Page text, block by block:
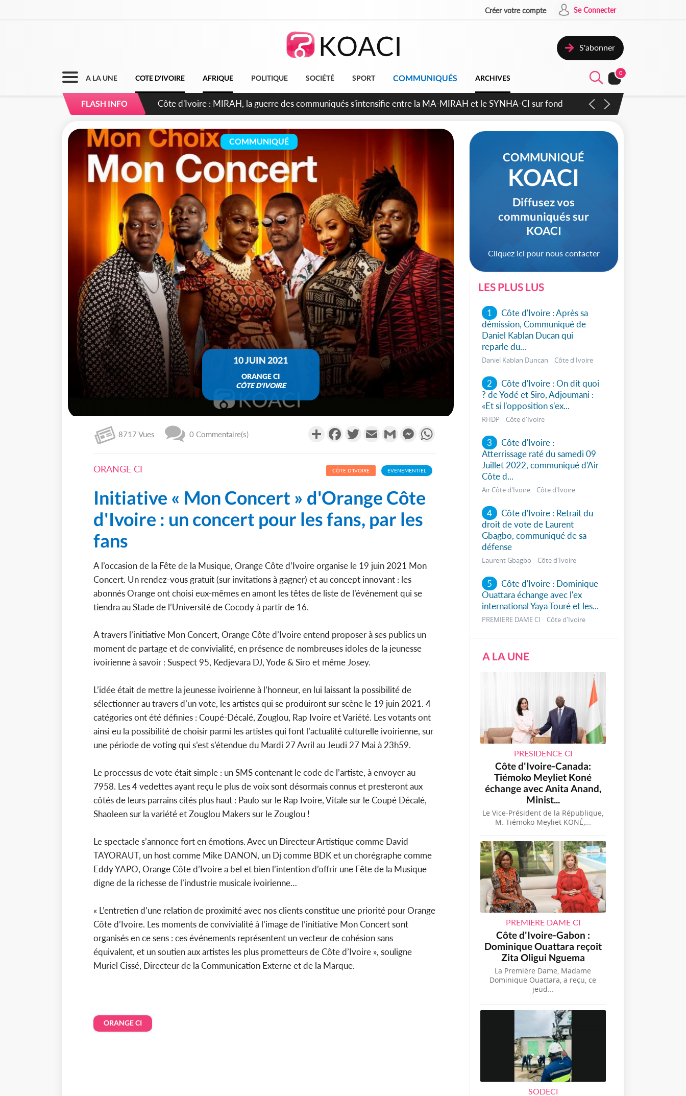
Créer votre compte Se Connecter
S'abonner
A LA UNE COTE D'IVOIRE AFRIQUE POLITIQUE SOCIÉTÉ SPORT COMMUNIQUÉS ARCHIVES
0
FLASH INFO Côte d'Ivoire : Indépendance 2026, Thiam plaide pour un environnement démocratique plus apaisé
COMMUNIQUÉ
10 JUIN 2021
ORANGE CI
CÔTE D'IVOIRE
8717 Vues 0 Commentaire(s) PartagerFacebookTwitterEmail Gmail Messenger
ORANGE CI CÔTE D'IVOIRE EVENEMENTIEL
Initiative « Mon Concert » d'Orange Côte
d'Ivoire : un concert pour les fans, par les
fans
A l’occasion de la Fête de la Musique, Orange Côte d’Ivoire organise le 19 juin 2021 Mon
Concert. Un rendez-vous gratuit (sur invitations à gagner) et au concept innovant : les
abonnés Orange ont choisi eux-mêmes en amont les têtes de liste de l’événement qui se
tiendra au Stade de l’Université de Cocody à partir de 16.
A travers l’initiative Mon Concert, Orange Côte d’Ivoire entend proposer à ses publics un
moment de partage et de convivialité, en présence de nombreuses idoles de la jeunesse
ivoirienne à savoir : Suspect 95, Kedjevara DJ, Yode & Siro et même Josey.
L’idée était de mettre la jeunesse ivoirienne à l’honneur, en lui laissant la possibilité de
sélectionner au travers d’un vote, les artistes qui se produiront sur scène le 19 juin 2021. 4
catégories ont été définies : Coupé-Décalé, Zouglou, Rap Ivoire et Variété. Les votants ont
ainsi eu la possibilité de choisir parmi les artistes qui font l’actualité culturelle ivoirienne, sur
une période de voting qui s’est s’étendue du Mardi 27 Avril au Jeudi 27 Mai à 23h59.
Le processus de vote était simple : un SMS contenant le code de l’artiste, à envoyer au
7958. Les 4 vedettes ayant reçu le plus de voix sont désormais connus et presteront aux
côtés de leurs parrains cités plus haut : Paulo sur le Rap Ivoire, Vitale sur le Coupé Décalé,
Shaoleen sur la variété et Zouglou Makers sur le Zouglou !
Le spectacle s’annonce fort en émotions. Avec un Directeur Artistique comme David
TAYORAUT, un host comme Mike DANON, un Dj comme BDK et un chorégraphe comme
Eddy YAPO, Orange Côte d’Ivoire a bel et bien l’intention d’offrir une Fête de la Musique
digne de la richesse de l’industrie musicale ivoirienne…
« L’entretien d’une relation de proximité avec nos clients constitue une priorité pour Orange
Côte d’Ivoire. Les moments de convivialité à l’image de l’initiative Mon Concert sont
organisés en ce sens : ces événements représentent un vecteur de cohésion sans
équivalent, et un soutien aux artistes les plus prometteurs de Côte d’Ivoire », souligne
Muriel Cissé, Directeur de la Communication Externe et de la Marque.
ORANGE CI
COMMUNIQUÉ
KOACI
Diffusez vos
communiqués sur
KOACI
Cliquez ici pour nous contacter
LES PLUS LUS
1
Côte d'Ivoire : Après sa
démission, Communiqué de
Daniel Kablan Ducan qui
reparle du...
Daniel Kablan Duncan Côte d'Ivoire
2
Côte d'Ivoire : On dit quoi
? de Yodé et Siro, Adjoumani :
«Et si l'opposition s'ex...
RHDP Côte d'Ivoire
3
Côte d'Ivoire :
Atterrissage raté du samedi 09
Juillet 2022, communiqué d'Air
Côte d...
Air Côte d'Ivoire Côte d'Ivoire
4
Côte d'Ivoire : Retrait du
droit de vote de Laurent
Gbagbo, communiqué de sa
défense
Laurent Gbagbo Côte d'Ivoire
5
Côte d'Ivoire : Dominique
Ouattara échange avec l'ex
international Yaya Touré et les...
PREMIERE DAME CI Côte d'Ivoire
A LA UNE
PRESIDENCE CI
Côte d'Ivoire-Canada:
Tiémoko Meyliet Koné
échange avec Anita Anand,
Minist...
Le Vice-Président de la République,
M. Tiémoko Meyliet KONÉ,...
PREMIERE DAME CI
Côte d'Ivoire-Gabon :
Dominique Ouattara reçoit
Zita Oligui Nguema
La Première Dame, Madame
Dominique Ouattara, a reçu, ce
jeud...
SODECI